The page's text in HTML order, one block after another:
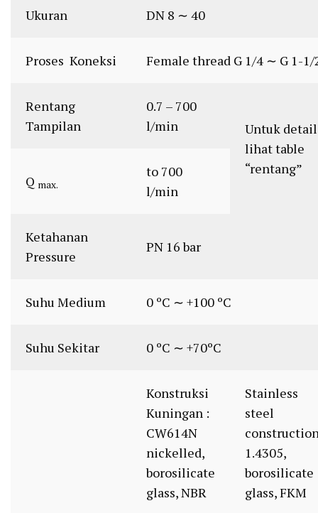
Ukuran DN 8 ∼ 40
Proses Koneksi Female thread G 1/4 ∼ G 1-1/
Rentang
Tampilan
0.7 – 700
l/min
Untuk
lihat table
“rentang”
Q max.
to 700
l/min
Ketahanan
Pressure
PN 16 bar
Suhu Medium 0 ºC ∼ +100 ºC
Suhu Sekitar 0 ºC ∼ +70ºC
Konstruksi
Kuningan :
CW614N
nickelled,
borosilicate
glass, NBR
Stainless
steel
1.4305,
borosilicate
glass, FKM